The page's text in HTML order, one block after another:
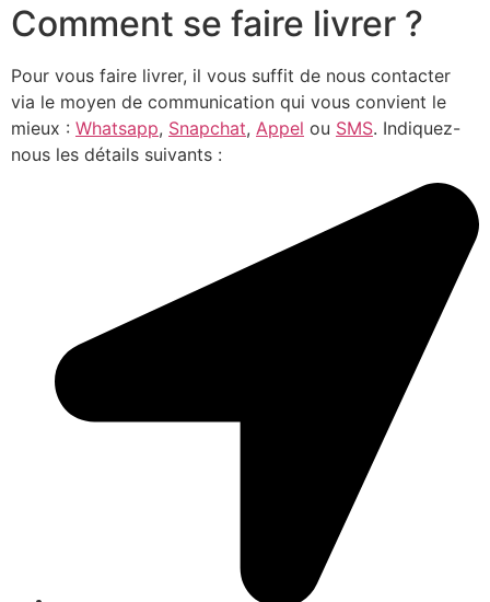
Comment se faire livrer ?
Pour vous faire livrer, il vous suffit de nous contacter
via le moyen de communication qui vous convient le
mieux : Whatsapp, Snapchat, Appel ou SMS. Indiquez-
nous les détails suivants :